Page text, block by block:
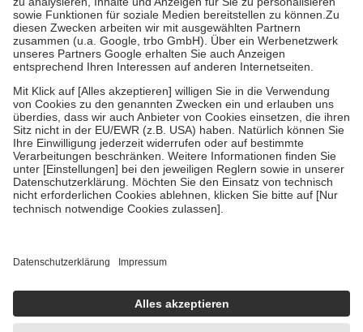
Bei Heilmitteln und häuslicher Krankenpflege beträgt die
Zuzahlung zehn Prozent der Kosten sowie zehn Euro je
Verordnung.
Um das Engagement der Versicherten für ihre eigene Gesundheit zu
stärken und die besondere Stellung der Familie zu unterstützen,
fallenkeine Zuzahlungenan bei:
• Kindern und Jugendlichen bis zum vollendeten 18. Lebensjahr
mit Ausnahme der Fahrkosten
• Untersuchungen zur Vorsorge und Früherkennung, die von der
GKV getragen werden
• empfohlenen Schutzimpfungen
• Harn- und Blutteststreifen
getroffen, um sicherzustellen, dass es sich um echte Bewertungen
https://help.etrusted.com/hc/de/articles/4419944605341
Einige Bilder und Inhalte wurden unter Zuhilfenahme künstlicher